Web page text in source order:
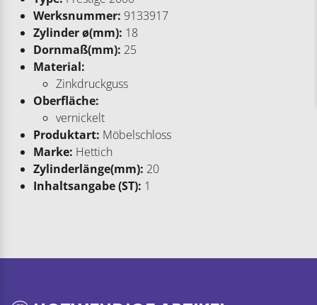
Werksnummer: 9133917
Zylinder ø(mm): 18
Dornmaß(mm): 25
Material:
Zinkdruckguss
Oberfläche:
vernickelt
Produktart: Möbelschloss
Marke: Hettich
Zylinderlänge(mm): 20
Inhaltsangabe (ST): 1